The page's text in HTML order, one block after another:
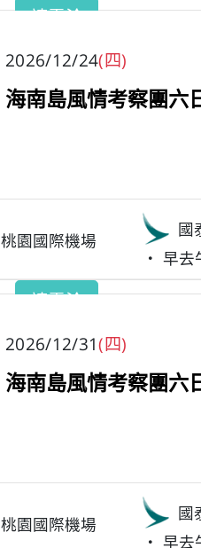
請電洽
2026/12/24(四)
海南島風情考察團六
桃園國際機場
國
早去
請電洽
2026/12/31(四)
海南島風情考察團六
桃園國際機場
國
早去